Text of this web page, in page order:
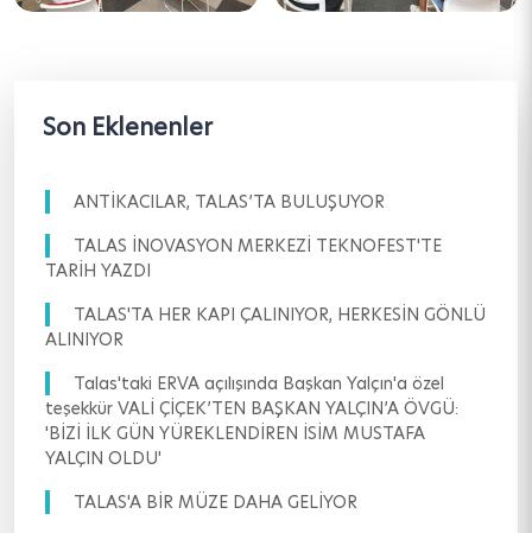
Son Eklenenler
ANTİKACILAR, TALAS’TA BULUŞUYOR
TALAS İNOVASYON MERKEZİ TEKNOFEST'TE
TARİH YAZDI
TALAS'TA HER KAPI ÇALINIYOR, HERKESİN GÖNLÜ
ALINIYOR
Talas'taki ERVA açılışında Başkan Yalçın'a özel
teşekkür VALİ ÇİÇEK’TEN BAŞKAN YALÇIN’A ÖVGÜ:
'BİZİ İLK GÜN YÜREKLENDİREN İSİM MUSTAFA
YALÇIN OLDU'
TALAS'A BİR MÜZE DAHA GELİYOR